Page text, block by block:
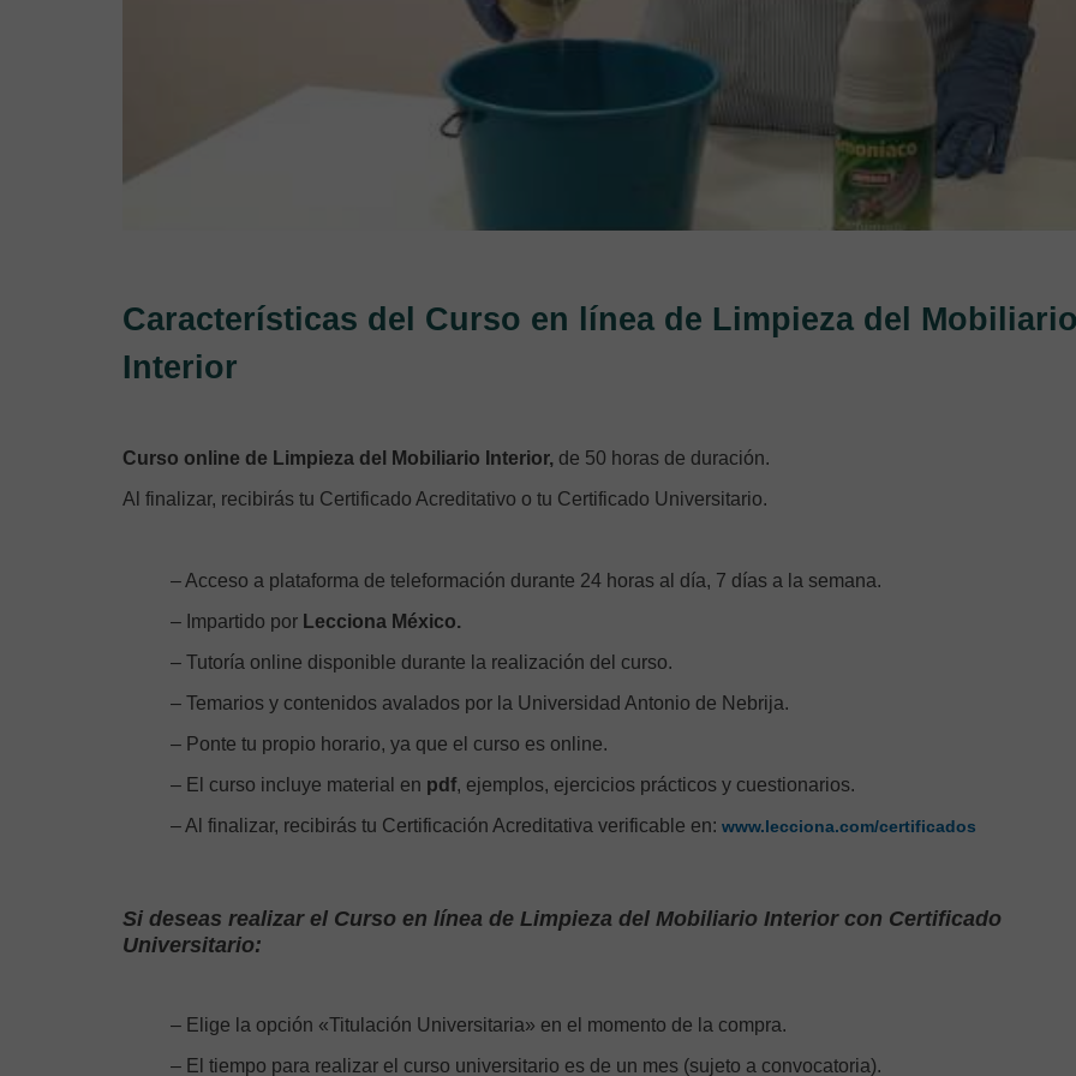
Características del Curso en línea de Limpieza del
Interior
Curso online de Limpieza del Mobiliario Interior, de 50 horas de duración.
Al finalizar, recibirás tu Certificado Acreditativo o tu Certificado Universitario.
– Acceso a plataforma de teleformación durante 24 horas al día, 7 días a la semana.
– Impartido por Lecciona México.
– Tutoría online disponible durante la realización del curso.
– Temarios y contenidos avalados por la Universidad Antonio de Nebrija.
– Ponte tu propio horario, ya que el curso es online.
– El curso incluye material en pdf, ejemplos, ejercicios prácticos y cuestionarios.
– Al finalizar, recibirás tu Certificación Acreditativa verificable en: www.lecciona.com/certificados
Si deseas realizar el Curso en línea de Limpieza del Mobiliario Interior con Certificado
Universitario:
– Elige la opción «Titulación Universitaria» en el momento de la compra.
– El tiempo para realizar el curso universitario es de un mes (sujeto a convocatoria).